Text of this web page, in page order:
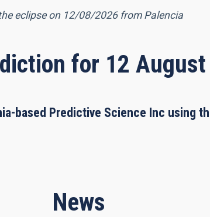
eclipse on 12/08/2026 from Palencia
for 12
based Predictive Science Inc using
News